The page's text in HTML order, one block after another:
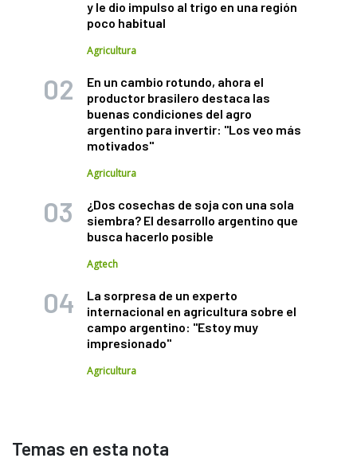
y le dio impulso al trigo en una región
poco habitual
Agricultura
En un cambio rotundo, ahora el
productor brasilero destaca las
buenas condiciones del agro
argentino para invertir: "Los veo más
motivados"
Agricultura
¿Dos cosechas de soja con una sola
siembra? El desarrollo argentino que
busca hacerlo posible
Agtech
La sorpresa de un experto
internacional en agricultura sobre el
campo argentino: "Estoy muy
impresionado"
Agricultura
Temas en esta nota